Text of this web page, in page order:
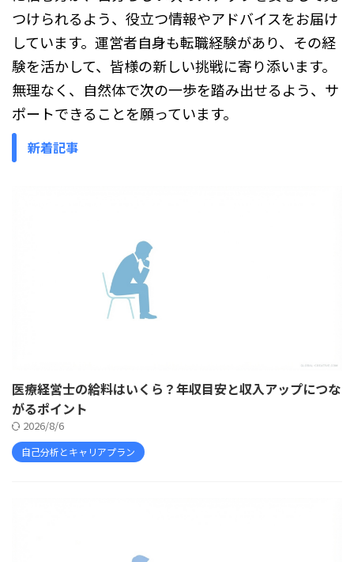
つけられるよう、役立つ情報やアドバイスをお届け
しています。運営者自身も転職経験があり、その経
験を活かして、皆様の新しい挑戦に寄り添います。
無理なく、自然体で次の一歩を踏み出せるよう、サ
ポートできることを願っています。
新着記事
医療経営士の給料はいくら？年収目安と収入アップにつな
がるポイント
2026/8/6
自己分析とキャリアプラン